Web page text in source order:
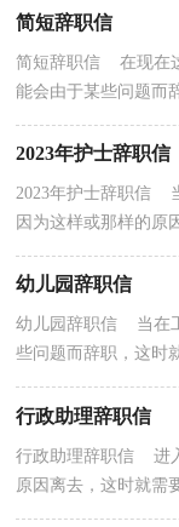
简短辞职信
简短辞职信 在现在
能会由于某些问题而
2023年护士辞职信
2023年护士辞职信
因为这样或那样的原
幼儿园辞职信
幼儿园辞职信 当在
些问题而辞职，这时
些内容呢？下面是小
行政助理辞职信
行政助理辞职信 进
原因离去，这时就需